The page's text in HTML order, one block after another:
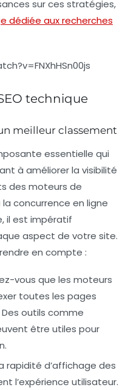
sur ces stratégies,
dédiée aux recherches
technique
meilleur classement
essentielle qui
à améliorer la visibilité
des moteurs de
concurrence en ligne
il est impératif
aspect de votre site.
en compte :
vous que les moteurs
toutes les pages
outils comme
être utiles pour
rapidité d’affichage des
l’expérience utilisateur.